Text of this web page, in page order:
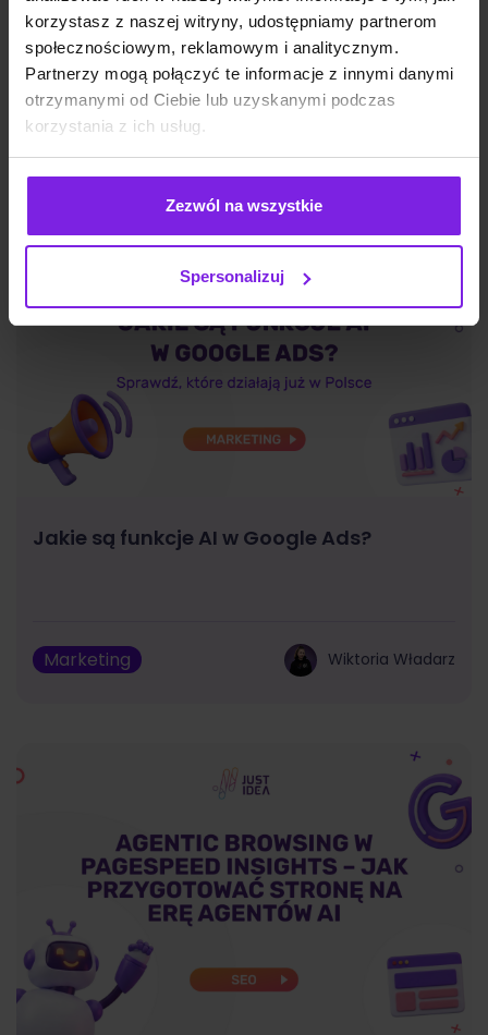
korzystasz z naszej witryny, udostępniamy partnerom
społecznościowym, reklamowym i analitycznym.
Partnerzy mogą połączyć te informacje z innymi danymi
otrzymanymi od Ciebie lub uzyskanymi podczas
korzystania z ich usług.
Zezwól na wszystkie
Spersonalizuj
SEO
Jakie są funkcje AI w Google Ads?
Marketing Wiktoria Władarz